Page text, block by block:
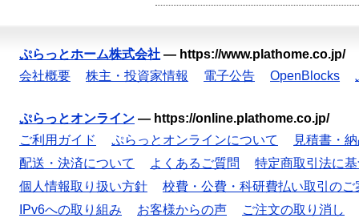
ぷらっとホーム株式会社 — https://www.plathome.co.jp/
会社概要
株主・投資家情報 電子公告 OpenBlocks
ぷらっとオンライン — https://online.plathome.co.jp/
ご利用ガイド
ぷらっとオンラインについて
見積書・
配送・決済について
よくあるご質問
特定商取引法に
個人情報取り扱い方針
校費・公費・科研費払い取引のご
IPv6への取り組み
お客様からの声 ご注文の取り消し